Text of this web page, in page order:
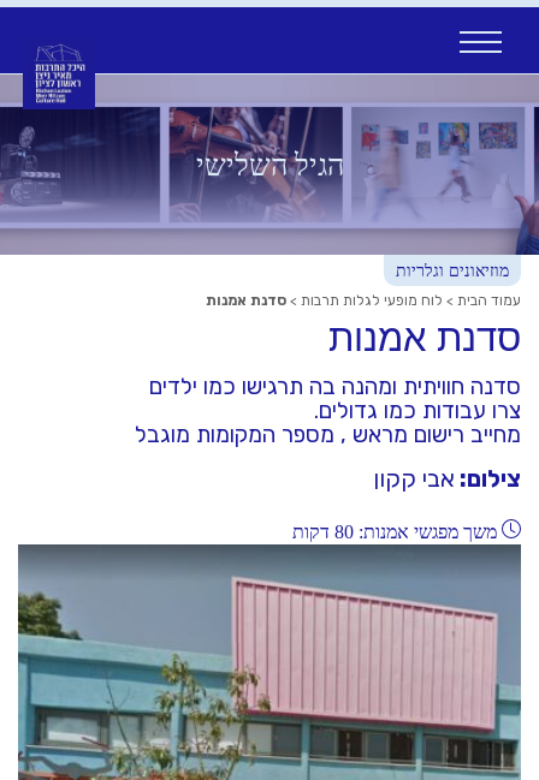
to
content
הגיל השלישי
מוזיאונים וגלריות
עמוד הבית > לוח מופעי לגלות תרבות > סדנת אמנות
סדנת אמנות
סדנה חוויתית ומהנה בה תרגישו כמו ילדים
צרו עבודות כמו גדולים.
מחייב רישום מראש , מספר המקומות מוגבל
צילום: אבי קקון
משך מפגשי אמנות: 80 דקות